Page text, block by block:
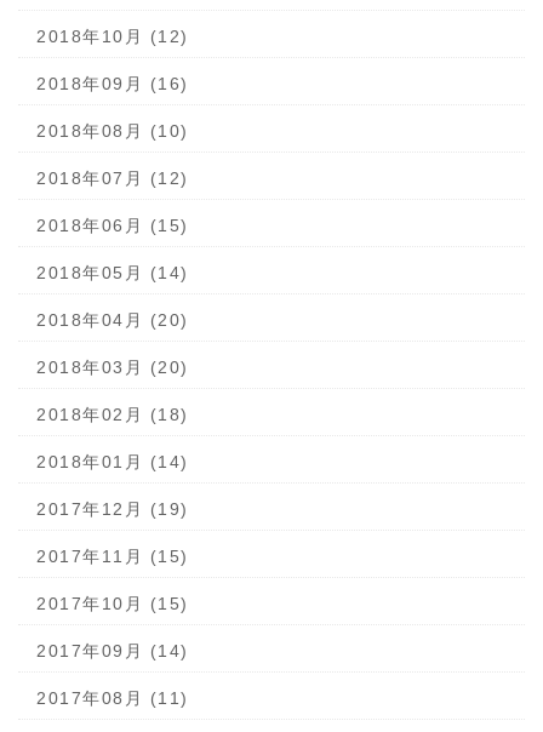
2018年10月 (12)
2018年09月 (16)
2018年08月 (10)
2018年07月 (12)
2018年06月 (15)
2018年05月 (14)
2018年04月 (20)
2018年03月 (20)
2018年02月 (18)
2018年01月 (14)
2017年12月 (19)
2017年11月 (15)
2017年10月 (15)
2017年09月 (14)
2017年08月 (11)